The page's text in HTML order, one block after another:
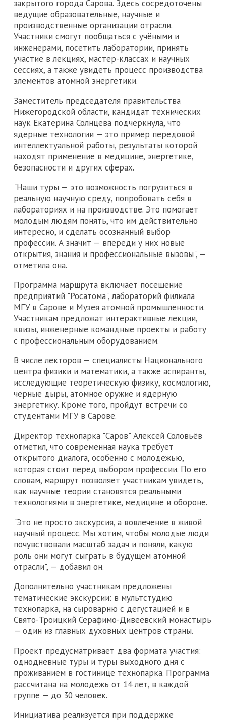
закрытого города Сарова. Здесь сосредоточены
ведущие образовательные, научные и
производственные организации отрасли.
Участники смогут пообщаться с учёными и
инженерами, посетить лаборатории, принять
участие в лекциях, мастер-классах и научных
сессиях, а также увидеть процесс производства
элементов атомной энергетики.
Заместитель председателя правительства
Нижегородской области, кандидат технических
наук Екатерина Солнцева подчеркнула, что
ядерные технологии — это пример передовой
интеллектуальной работы, результаты которой
находят применение в медицине, энергетике,
безопасности и других сферах.
"Наши туры — это возможность погрузиться в
реальную научную среду, попробовать себя в
лабораториях и на производстве. Это помогает
молодым людям понять, что им действительно
интересно, и сделать осознанный выбор
профессии. А значит — впереди у них новые
открытия, знания и профессиональные вызовы", —
отметила она.
Программа маршрута включает посещение
предприятий "Росатома", лабораторий филиала
МГУ в Сарове и Музея атомной промышленности.
Участникам предложат интерактивные лекции,
квизы, инженерные командные проекты и работу
с профессиональным оборудованием.
В числе лекторов — специалисты Национального
центра физики и математики, а также аспиранты,
исследующие теоретическую физику, космологию,
черные дыры, атомное оружие и ядерную
энергетику. Кроме того, пройдут встречи со
студентами МГУ в Сарове.
Директор технопарка "Саров" Алексей Соловьёв
отметил, что современная наука требует
открытого диалога, особенно с молодежью,
которая стоит перед выбором профессии. По его
словам, маршрут позволяет участникам увидеть,
как научные теории становятся реальными
технологиями в энергетике, медицине и обороне.
"Это не просто экскурсия, а вовлечение в живой
научный процесс. Мы хотим, чтобы молодые люди
почувствовали масштаб задач и поняли, какую
роль они могут сыграть в будущем атомной
отрасли", — добавил он.
Дополнительно участникам предложены
тематические экскурсии: в мультстудию
технопарка, на сыроварню с дегустацией и в
Свято-Троицкий Серафимо-Дивеевский монастырь
— один из главных духовных центров страны.
Проект предусматривает два формата участия:
однодневные туры и туры выходного дня с
проживанием в гостинице технопарка. Программа
рассчитана на молодежь от 14 лет, в каждой
группе — до 30 человек.
Инициатива реализуется при поддержке